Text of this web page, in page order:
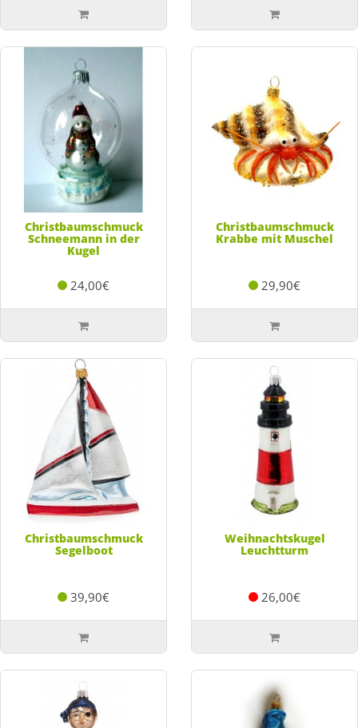
Christbaumschmuck
Schneemann in der
Kugel
24,00€
Christbaumschmuck
Krabbe mit Muschel
29,90€
Christbaumschmuck
Segelboot
39,90€
Weihnachtskugel
Leuchtturm
26,00€